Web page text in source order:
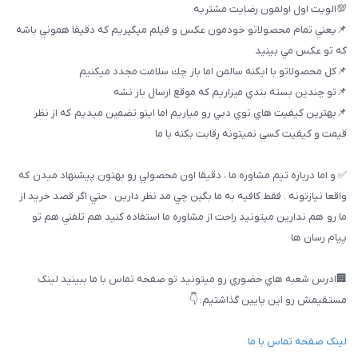
💯الويت اول اولمون رضايت مشتريه
📌يعني تمام محصولاتو خودمون عكس و فيلم ميگيريم كه دقيقا هموني باشه
كه تو عكس مي بينيد
📌كل محصولاتو با ايكنه سالمن اما باز چك سلامت مجدد ميكنيم
📌تو چندين بسته بندي ميزاريم كه موقع ارسال باز نشه
📌بهترين كيفيت هاي توي دبي رو مياريم اما اينو تضمين ميديم كه از نظر
قيمت و كيفيت كسي نميتونه رقابت بكنه با ما
✅ و اما درباره تيم مشاوره ما ، دقيقا اون محصولي رو بهتون پيشنهاد ميدن كه
واقعا نيازتونه . فقط كافيه به ما بگين چي مد نظر دارين . حتي اگر قصد خريد از
ما رو هم ندارين ميتونيد راحت از مشاوره ما استفاده كنيد هم تلفني هم تو
پيام رسان ها
🏢ادرس شعبه هاي حضوري رو ميتونيد تو صفحه تماس با ما ببینيد لینک
مستقیمش رو این پایین گذاشتیم: 👇
لینک صفحه تماس با ما